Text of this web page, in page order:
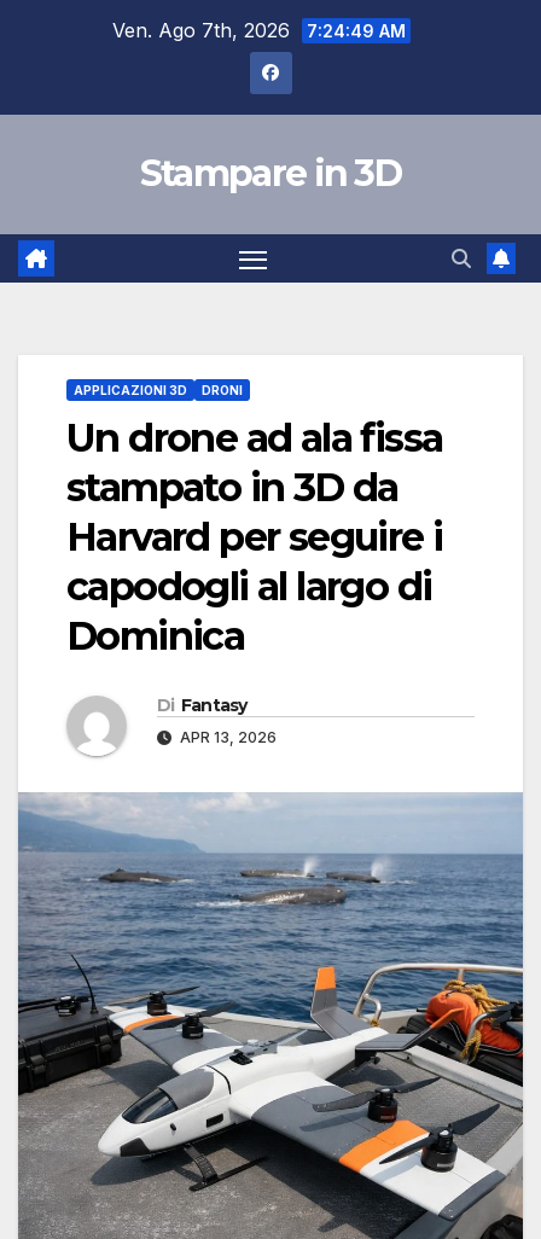
Ven. Ago 7th, 2026 7:24:50 AM
Stampare in 3D
APPLICAZIONI 3D DRONI
Un drone ad ala fissa
stampato in 3D da
Harvard per seguire i
capodogli al largo di
Dominica
Di Fantasy
APR 13, 2026